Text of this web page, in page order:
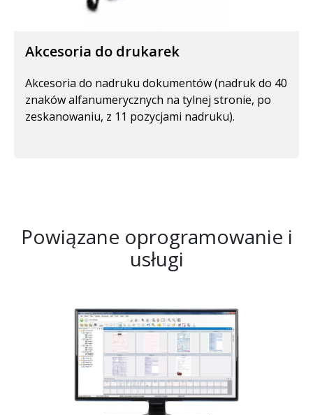
Akcesoria do drukarek
Akcesoria do nadruku dokumentów (nadruk do 40
znaków alfanumerycznych na tylnej stronie, po
zeskanowaniu, z 11 pozycjami nadruku).
Powiązane oprogramowanie i
usługi